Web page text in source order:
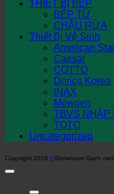
THIẾT BỊ BẾP
BẾP TỪ
CHẬU RỬA
Thiết Bị Vệ Sinh
American
Caesar
COTTO
Dorico Korea
INAX
Mowoen
TBVS NHẬP
TOTO
Uncategorized
Copyright 2026 ©Showroom Gạch